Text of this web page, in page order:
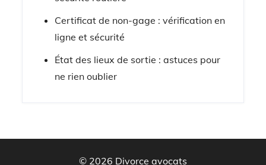
Certificat de non-gage : vérification en
ligne et sécurité
État des lieux de sortie : astuces pour
ne rien oublier
© 2026 Divorce avocats